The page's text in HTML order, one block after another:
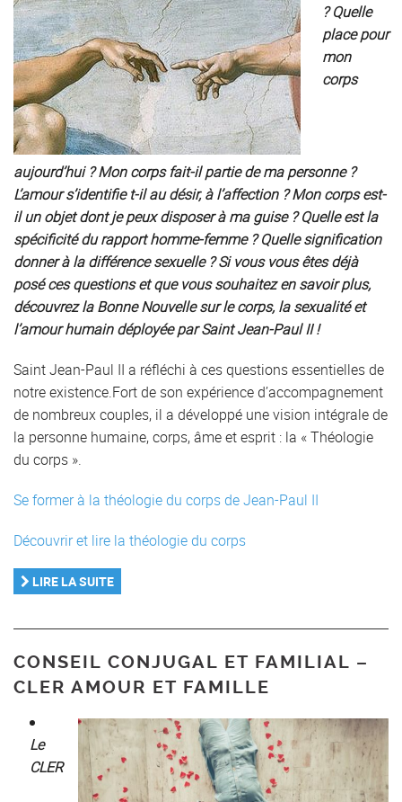
? Quelle
place pour
mon
corps
aujourd’hui ? Mon corps fait-il partie de ma personne ?
L’amour s’identifie t-il au désir, à l’affection ? Mon corps est-
il un objet dont je peux disposer à ma guise ? Quelle est la
spécificité du rapport homme-femme ? Quelle signification
donner à la différence sexuelle ? Si vous vous êtes déjà
posé ces questions et que vous souhaitez en savoir plus,
découvrez la Bonne Nouvelle sur le corps, la sexualité et
l’amour humain déployée par Saint Jean-Paul II !
Saint Jean-Paul II a réfléchi à ces questions essentielles de
notre existence.Fort de son expérience d’accompagnement
de nombreux couples, il a développé une vision intégrale de
la personne humaine, corps, âme et esprit : la « Théologie
du corps ».
Se former à la théologie du corps de Jean-Paul II
Découvrir et lire la théologie du corps
LIRE LA SUITE
CONSEIL CONJUGAL ET FAMILIAL –
CLER AMOUR ET FAMILLE
Le
CLER